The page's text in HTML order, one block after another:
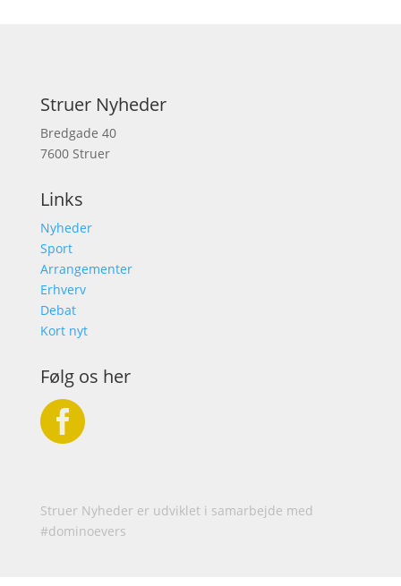
Struer Nyheder
Bredgade 40
7600 Struer
Links
Nyheder
Sport
Arrangementer
Erhverv
Debat
Kort nyt
Følg os her

Struer Nyheder er udviklet i samarbejde med
#dominoevers